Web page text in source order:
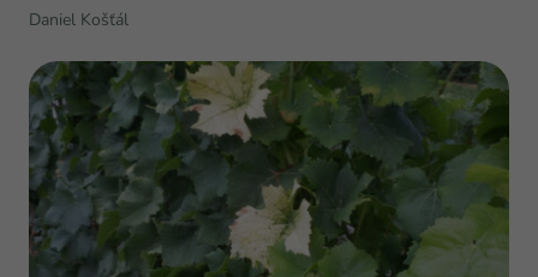
Daniel Košťál